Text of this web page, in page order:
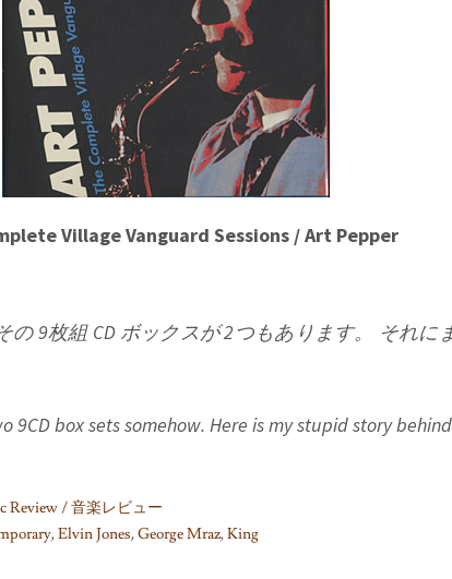
Village Vanguard Sessions / Art Pepper
の 9枚組 CD ボックスが 2つもあります。 それに
9CD box sets somehow. Here is my stupid story
Review / 音楽レビュー
,Elvin Jones,George Mraz,King